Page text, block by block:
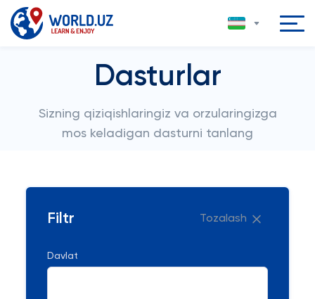
Dasturlar
Sizning qiziqishlaringiz va orzularingizga
mos keladigan dasturni tanlang
Filtr Tozalash
Davlat